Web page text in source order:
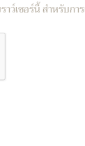
address
ว์เซอร์นี้ สำหรับกา